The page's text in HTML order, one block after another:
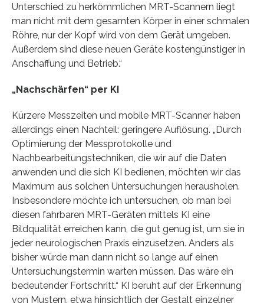
Unterschied zu herkömmlichen MRT-Scannern liegt
man nicht mit dem gesamten Körper in einer schmalen
Röhre, nur der Kopf wird von dem Gerät umgeben.
Außerdem sind diese neuen Geräte kostengünstiger in
Anschaffung und Betrieb.“
„Nachschärfen“ per KI
Kürzere Messzeiten und mobile MRT-Scanner haben
allerdings einen Nachteil: geringere Auflösung. „Durch
Optimierung der Messprotokolle und
Nachbearbeitungstechniken, die wir auf die Daten
anwenden und die sich KI bedienen, möchten wir das
Maximum aus solchen Untersuchungen herausholen.
Insbesondere möchte ich untersuchen, ob man bei
diesen fahrbaren MRT-Geräten mittels KI eine
Bildqualität erreichen kann, die gut genug ist, um sie in
jeder neurologischen Praxis einzusetzen. Anders als
bisher würde man dann nicht so lange auf einen
Untersuchungstermin warten müssen. Das wäre ein
bedeutender Fortschritt.“ KI beruht auf der Erkennung
von Mustern, etwa hinsichtlich der Gestalt einzelner